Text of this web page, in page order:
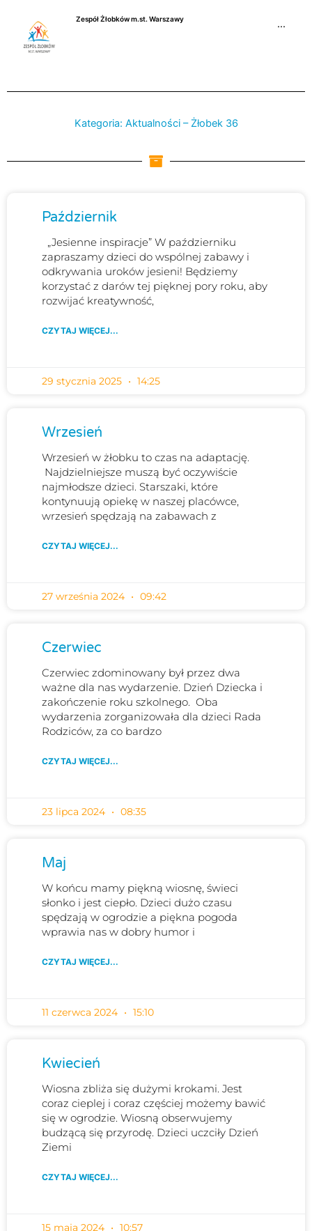
Zespół Żłobków m.st. Warszawy
···
Kategoria: Aktualności – Żłobek 36
Październik
„Jesienne inspiracje” W październiku
zapraszamy dzieci do wspólnej zabawy i
odkrywania uroków jesieni! Będziemy
korzystać z darów tej pięknej pory roku, aby
rozwijać kreatywność,
CZYTAJ WIĘCEJ...
29 stycznia 2025 14:25
Wrzesień
Wrzesień w żłobku to czas na adaptację.
Najdzielniejsze muszą być oczywiście
najmłodsze dzieci. Starszaki, które
kontynuują opiekę w naszej placówce,
wrzesień spędzają na zabawach z
CZYTAJ WIĘCEJ...
27 września 2024 09:42
Czerwiec
Czerwiec zdominowany był przez dwa
ważne dla nas wydarzenie. Dzień Dziecka i
zakończenie roku szkolnego. Oba
wydarzenia zorganizowała dla dzieci Rada
Rodziców, za co bardzo
CZYTAJ WIĘCEJ...
23 lipca 2024 08:35
Maj
W końcu mamy piękną wiosnę, świeci
słonko i jest ciepło. Dzieci dużo czasu
spędzają w ogrodzie a piękna pogoda
wprawia nas w dobry humor i
CZYTAJ WIĘCEJ...
11 czerwca 2024 15:10
Kwiecień
Wiosna zbliża się dużymi krokami. Jest
coraz cieplej i coraz częściej możemy bawić
się w ogrodzie. Wiosną obserwujemy
budzącą się przyrodę. Dzieci uczciły Dzień
Ziemi
CZYTAJ WIĘCEJ...
15 maja 2024 10:57